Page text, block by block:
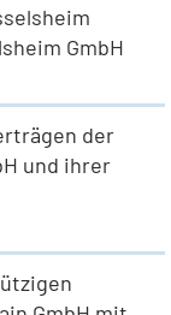
GmbH
der
und ihrer